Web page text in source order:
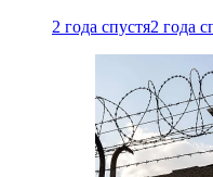
2 года спустя2 года